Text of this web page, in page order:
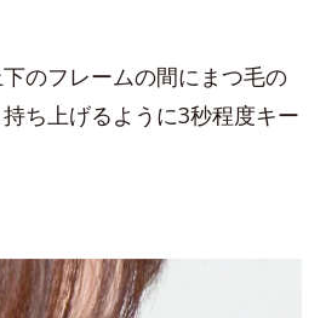
のフレームの間にまつ毛の
ち上げるように3秒程度キー